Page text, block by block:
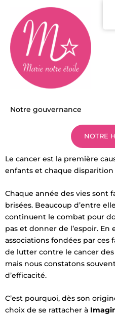
contenu
Notre gouvernance
NOTRE
Le cancer est la première
enfants et chaque disparition
Chaque année des vies sont
brisées. Beaucoup d’entre
continuent le combat pour
pas et donner de l’espoir.
associations fondées par ces
de lutter contre le cancer des
mais nous constatons
d’efficacité.
C’est pourquoi, dès son
choix de se rattacher à